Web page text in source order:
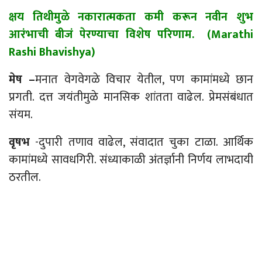
क्षय तिथीमुळे नकारात्मकता कमी करून नवीन शुभ
आरंभाची बीजं पेरण्याचा विशेष परिणाम. (Marathi
Rashi Bhavishya)
मेष –मनात वेगवेगळे विचार येतील, पण कामांमध्ये छान
प्रगती. दत्त जयंतीमुळे मानसिक शांतता वाढेल. प्रेमसंबंधात
संयम.
वृषभ -दुपारी तणाव वाढेल, संवादात चुका टाळा. आर्थिक
कामांमध्ये सावधगिरी. संध्याकाळी अंतर्ज्ञानी निर्णय लाभदायी
ठरतील.